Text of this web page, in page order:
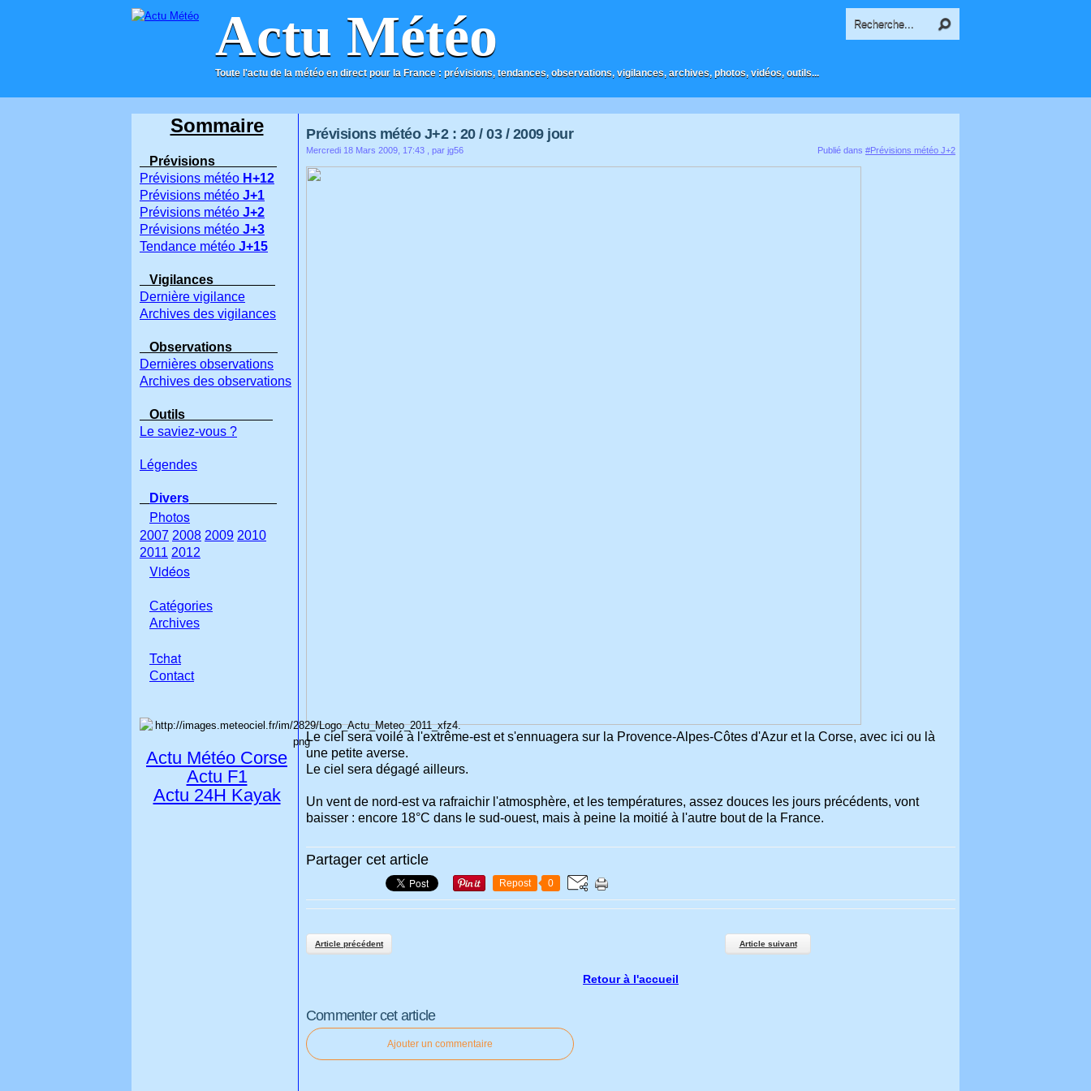
Actu Météo
Toute l'actu de la météo en direct pour la France : prévisions, tendances, observations, vigilances, archives, photos, vidéos, outils...
ACCUEIL CONTACT
Prévisions météo J+2 : 20 / 03 / 2009 jour
Mercredi 18 Mars 2009, 17:43 , par jg56 Publié dans #Prévisions météo J+2
Le ciel sera voilé à l'extrême-est et s'ennuagera sur la Provence-Alpes-Côtes d'Azur et la Corse, avec ici ou là
une petite averse.
Le ciel sera dégagé ailleurs.
Un vent de nord-est va rafraichir l'atmosphère, et les températures, assez douces les jours précédents, vont
baisser : encore 18°C dans le sud-ouest, mais à peine la moitié à l'autre bout de la France.
Partager cet article
Repost 0
Article précédent Article suivant
Retour à l'accueil
Commenter cet article
Ajouter un commentaire
Sommaire
Prévisions
Prévisions météo H+12
Prévisions météo J+1
Prévisions météo J+2
Prévisions météo J+3
Tendance météo J+15
Vigilances
Dernière vigilance
Archives des vigilances
Observations
Dernières observations
Archives des observations
Outils
Le saviez-vous ?
Légendes
Divers
Photos
2007 2008 2009 2010
2011 2012
Vidéos
Catégories
Archives
Tchat
Contact
Actu Météo Corse
Actu F1
Actu 24H Kayak